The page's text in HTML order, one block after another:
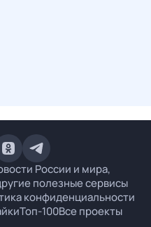
России и мира,
полезные сервисы
конфиденциальности
Топ-100Все проекты